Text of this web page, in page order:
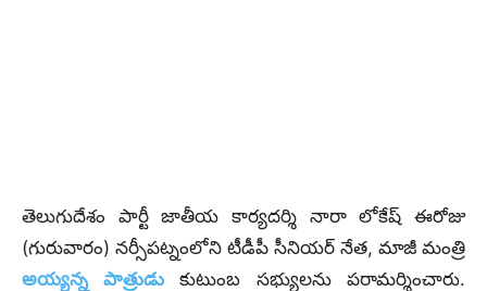
తెలుగుదేశం పార్టీ జాతీయ కార్యదర్శి నారా లోకేష్ ఈరోజు
(గురువారం) నర్సీపట్నంలోని టీడీపీ సీనియర్ నేత, మాజీ మంత్రి
అయ్యన్న పాత్రుడుకుటుంబ సభ్యులను పరామర్శించారు.